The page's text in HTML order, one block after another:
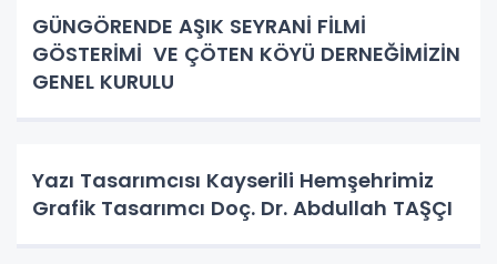
GÜNGÖRENDE AŞIK SEYRANİ FİLMİ
GÖSTERİMİ VE ÇÖTEN KÖYÜ DERNEĞİMİZİN
GENEL KURULU
Yazı Tasarımcısı Kayserili Hemşehrimiz
Grafik Tasarımcı Doç. Dr. Abdullah TAŞÇI